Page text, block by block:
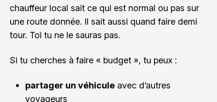
chauffeur local sait ce qui est normal ou pas sur
une route donnée. Il sait aussi quand faire demi
tour. Toi tu ne le sauras pas.
Si tu cherches à faire « budget », tu peux :
partager un véhicule avec d’autres
voyageurs